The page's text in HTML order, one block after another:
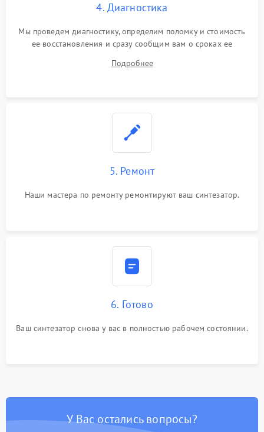
4. Диагностика
Мы проведем диагностику, определим поломку и стоимость
ее восстановления и сразу сообщим вам о сроках ее
Подробнее
5. Ремонт
Наши мастера по ремонту ремонтируют ваш синтезатор.
6. Готово
Ваш синтезатор снова у вас в полностью рабочем состоянии.
У Вас остались вопросы?